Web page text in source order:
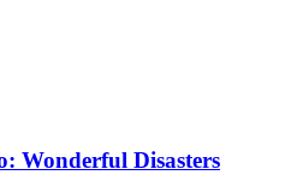
Wonderful Disasters